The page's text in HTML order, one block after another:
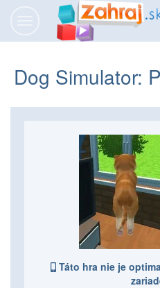
navigáciu
Dog Simulator:
Táto hra nie je